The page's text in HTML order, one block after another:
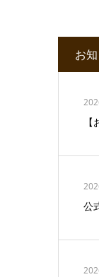
お
公